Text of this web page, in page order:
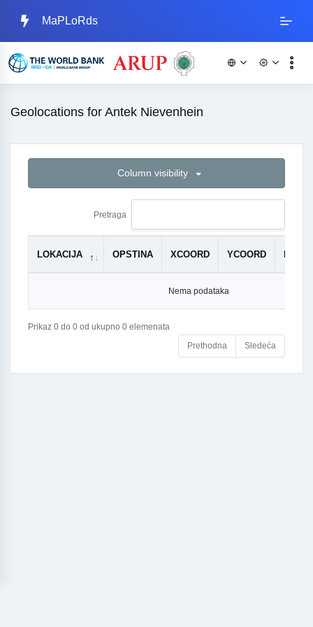
MaPLoRds
Geolocations for Antek Nievenhein
Column visibility
Pretraga
LOKACIJA OPSTINA XCOORD YCOORD
Nema podataka
Prikaz 0 do 0 od ukupno 0 elemenata
Prethodna
Sledeća